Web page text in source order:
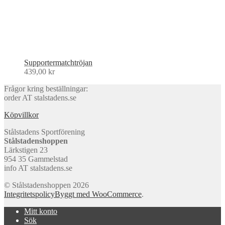
Supportermatchtröjan
439,00 kr
Frågor kring beställningar:
order AT stalstadens.se
Köpvillkor
Stålstadens Sportförening
Stålstadenshoppen
Lärkstigen 23
954 35 Gammelstad
info AT stalstadens.se
© Stålstadenshoppen 2026
IntegritetspolicyByggt med WooCommerce.
Mitt konto
Sök